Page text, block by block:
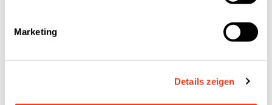
Marketing
Details zeigen
Aktienkapital: CHF 3’890’000 eingeteilt in
38’900’000 Namenaktien zum Nennwert von je